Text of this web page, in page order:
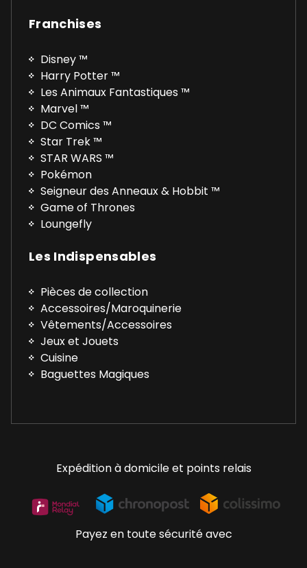
Franchises
Disney ™
Harry Potter ™
Les Animaux Fantastiques ™
Marvel ™
DC Comics ™
Star Trek ™
STAR WARS ™
Pokémon
Seigneur des Anneaux & Hobbit ™
Game of Thrones
Loungefly
Les Indispensables
Pièces de collection
Accessoires/Maroquinerie
Vêtements/Accessoires
Jeux et Jouets
Cuisine
Baguettes Magiques
Expédition à domicile et points relais
Payez en toute sécurité avec